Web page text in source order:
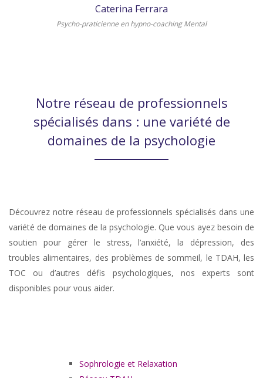
Caterina Ferrara
Psycho-praticienne en hypno-coaching Mental
Notre réseau de professionnels
spécialisés dans : une variété de
domaines de la psychologie
Découvrez notre réseau de professionnels spécialisés dans une
variété de domaines de la psychologie. Que vous ayez besoin de
soutien pour gérer le stress, l’anxiété, la dépression, des
troubles alimentaires, des problèmes de sommeil, le TDAH, les
TOC ou d’autres défis psychologiques, nos experts sont
disponibles pour vous aider.
Sophrologie et Relaxation